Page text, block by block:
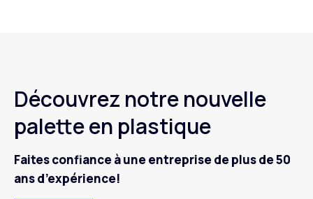
Découvrez notre nouvelle
palette en plastique
Faites confiance à une entreprise de plus de 50
ans d’expérience!